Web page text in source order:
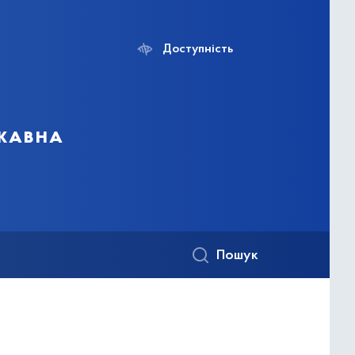
Доступність
Пошук